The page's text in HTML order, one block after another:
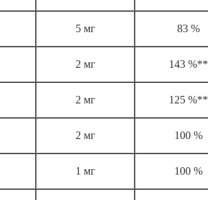
5 мг 83 %
2 мг 143 %**
2 мг 125 %**
2 мг 100 %
1 мг 100%